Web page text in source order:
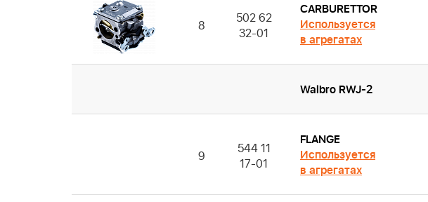
8
502 62
32-01
CARBURETTOR
Используется
в агрегатах
Walbro RWJ-2
9
544 11
17-01
FLANGE
Используется
в агрегатах